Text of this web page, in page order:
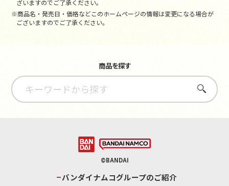
ざいますのでご了承ください。
※商品名・発売日・価格などこのホームページの情報は変更になる場合が
ございますのでご了承ください。
商品を探す
さがす
©BANDAI
バンダイナムコグループのご紹介